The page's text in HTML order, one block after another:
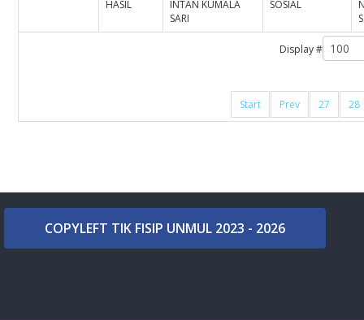
Display #
Start Prev 27 28
HASIL
INTAN KUMALA
SARI
SOSIAL
COPYLEFT TIK FISIP UNMUL 2023 - 2026